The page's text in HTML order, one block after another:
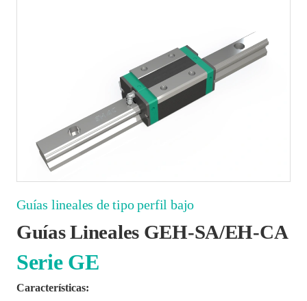
Guías lineales de tipo perfil bajo
Guías Lineales GEH-SA/EH-CA
Serie GE
Características: